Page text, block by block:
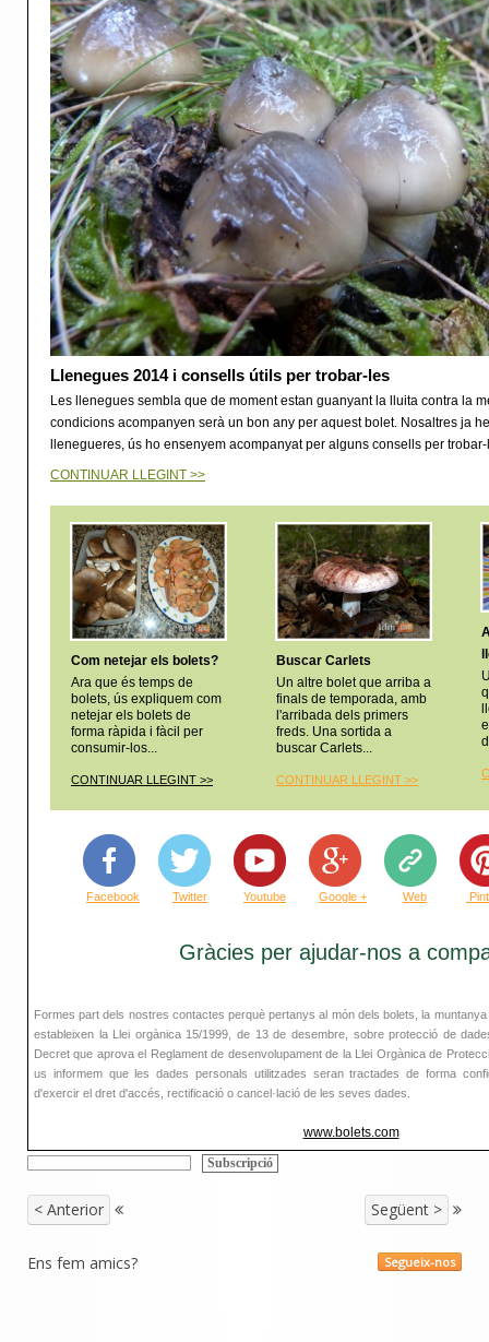
Llenegues 2014 i consells útils per trobar-les
Les llenegues sembla que de moment estan guanyant la lluita contra la
condicions acompanyen serà un bon any per aquest bolet. Nosaltres ja
llenegueres, ús ho ensenyem acompanyat per alguns consells per trobar-
CONTINUAR LLEGINT >>
Com netejar els bolets?
Ara que és temps de
bolets, ús expliquem com
netejar els bolets de
forma ràpida i fàcil per
consumir-los...
CONTINUAR LLEGINT >>
Buscar Carlets
Un altre bolet que arriba a
finals de temporada, amb
l'arribada dels primers
freds. Una sortida a
buscar Carlets...
CONTINUAR LLEGINT >>
Facebook Twitter Youtube Google + Web
Gràcies per ajudar-nos a
Formes part dels nostres contactes perquè pertanys al món dels bolets, la
estableixen la Llei orgànica 15/1999, de 13 de desembre, sobre protecció de
Decret que aprova el Reglament de desenvolupament de la Llei Orgànica de
us informem que les dades personals utilitzades seran tractades de forma
d'exercir el dret d'accés, rectificació o cancel·lació de les seves dades.
www.bolets.com
< Anterior Següent >
Segueix-nos
Ens fem amics?